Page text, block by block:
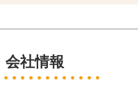
会社情報